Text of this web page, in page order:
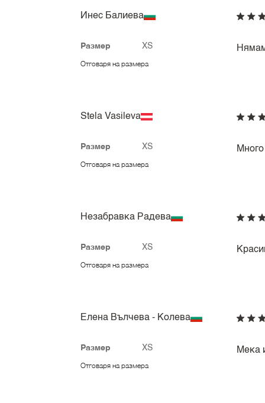
Инес Балиева
Размер XS
Отговаря на размера
Stela Vasileva
Размер XS
Отговаря на размера
Незабравка Радева
Размер XS
Отговаря на размера
Елена Вълчева - Колева
Размер XS
Отговаря на размера
Мека